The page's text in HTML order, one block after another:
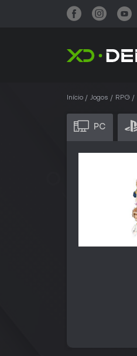
Início Jogos RPG
PC